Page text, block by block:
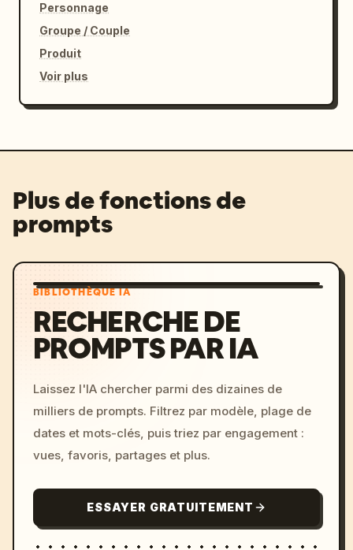
Personnage
Groupe / Couple
Produit
Voir plus
Plus de fonctions de
prompts
BIBLIOTHÈQUE IA
RECHERCHE DE
PROMPTS PAR IA
Laissez l'IA chercher parmi des dizaines de
milliers de prompts. Filtrez par modèle, plage de
dates et mots-clés, puis triez par engagement :
vues, favoris, partages et plus.
ESSAYER GRATUITEMENT